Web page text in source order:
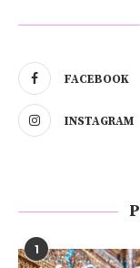
FACEBOOK
INSTAGRAM
1